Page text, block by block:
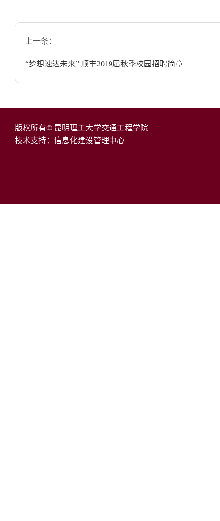
上一条：
“梦想速达未来” 顺丰2019届秋季校园招聘简章
版权所有© 昆明理工大学交通工程学院
技术支持：信息化建设管理中心